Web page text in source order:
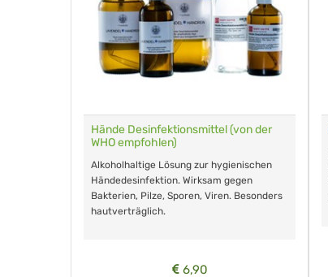
Hände Desinfektionsmittel (von der
WHO empfohlen)
Alkoholhaltige Lösung zur hygienischen
Händedesinfektion. Wirksam gegen
Bakterien, Pilze, Sporen, Viren. Besonders
hautverträglich.
6,90